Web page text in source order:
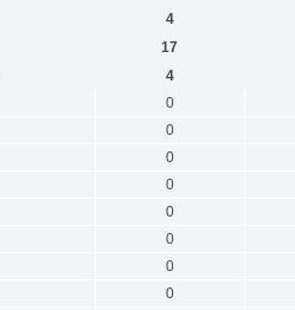
4
17
4
0
0
0
0
0
0
0
0